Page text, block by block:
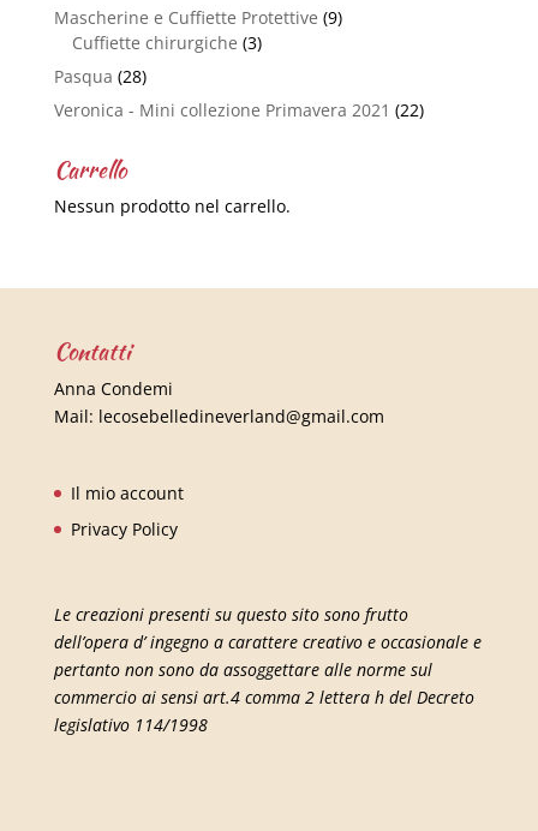
Mascherine e Cuffiette Protettive (9)
Cuffiette chirurgiche (3)
Pasqua (28)
Veronica - Mini collezione Primavera 2021 (22)
Carrello
Nessun prodotto nel carrello.
Contatti
Anna Condemi
Mail: lecosebelledineverland@gmail.com
Il mio account
Privacy Policy
Le creazioni presenti su questo sito sono frutto
dell’opera d’ ingegno a carattere creativo e occasionale e
pertanto non sono da assoggettare alle norme sul
commercio ai sensi art.4 comma 2 lettera h del Decreto
legislativo 114/1998